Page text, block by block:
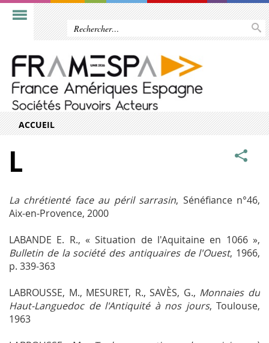
ACCUEIL
L
La chrétienté face au péril sarrasin, Sénéfiance n°46,
Aix-en-Provence, 2000
LABANDE E. R., « Situation de l'Aquitaine en 1066 »,
Bulletin de la société des antiquaires de l'Ouest, 1966,
p. 339-363
LABROUSSE, M., MESURET, R., SAVÈS, G., Monnaies du
Haut-Languedoc de l'Antiquité à nos jours, Toulouse,
1963